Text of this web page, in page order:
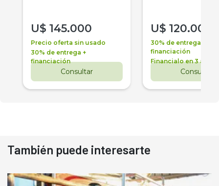
U$ 145.000
Precio oferta sin usado
30% de entrega +
financiación
Consultar
U$ 120.000
30% de entrega +
financiación
Financialo en 3 años
Consultar
También puede interesarte